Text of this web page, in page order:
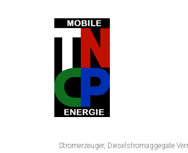
Stromerzeuger, Dieselstromaggegate